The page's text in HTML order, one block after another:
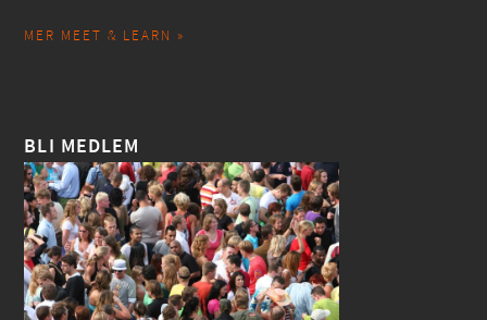
MER MEET & LEARN »
BLI MEDLEM